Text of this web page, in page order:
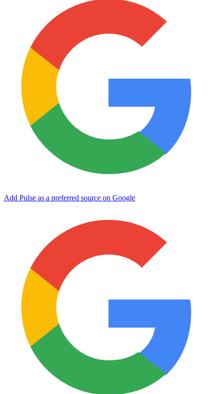
Add Pulse as a preferred source on Google